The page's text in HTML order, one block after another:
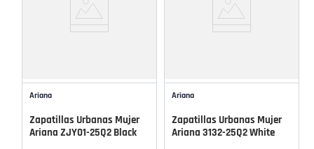
Ariana
Zapatillas Urbanas Mujer
Ariana ZJY01-25Q2 Black
Ariana
Zapatillas Urbanas Mujer
Ariana 3132-25Q2 White